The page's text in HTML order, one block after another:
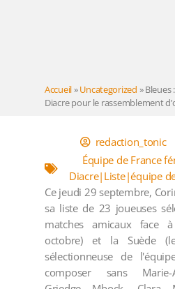
Accueil»Uncategorized »Bleues
Diacre pour le rassemblement
redaction_tonic
Équipe de France
Diacre|Liste|équipe
Ce jeudi 29 septembre,
sa liste de 23 joueuses
matches amicaux face
octobre) et la Suède
sélectionneuse de
composer sans Marie-